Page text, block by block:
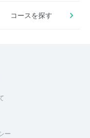
コースを探す
ー